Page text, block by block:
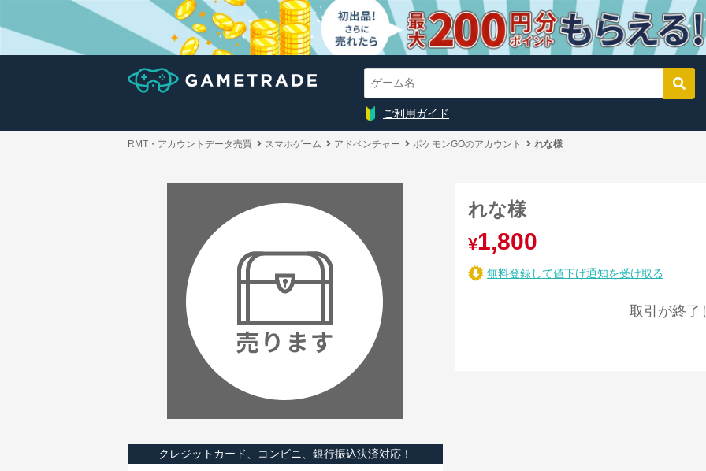
ご利用ガイド
RMT・アカウントデータ売買 スマホゲーム アドベンチャー ポケモンGOのアカウント れな様
クレジットカード、コンビニ、銀行振込決済対応！
れな様
¥1,800
無料登録して値下げ通知を受け取る
取引が終了